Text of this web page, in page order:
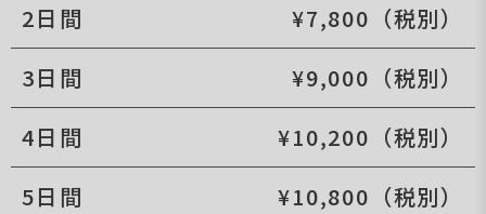
2日間
¥7,800（税別）
3日間
¥9,000（税別）
4日間
¥10,200（税別）
5日間
¥10,800（税別）